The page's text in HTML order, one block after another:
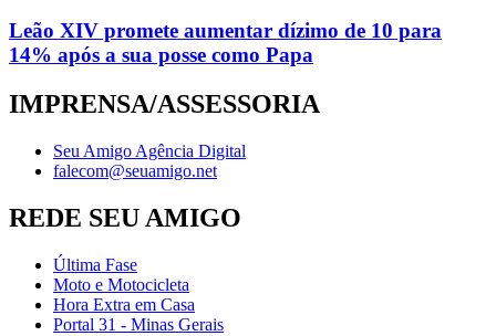
Leão XIV promete aumentar dízimo de 10 para
14% após a sua posse como Papa
IMPRENSA/ASSESSORIA
Seu Amigo Agência Digital
falecom@seuamigo.net
REDE SEU AMIGO
Última Fase
Moto e Motocicleta
Hora Extra em Casa
Portal 31 - Minas Gerais